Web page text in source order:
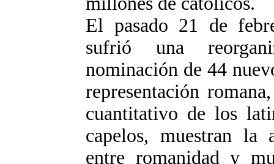
El pasado 21 de
sufrió una
nominación de 44
representación
cuantitativo de los
capelos, muestran la
entre romanidad y